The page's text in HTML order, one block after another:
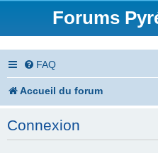
Forums
FAQ
Accueil du forum
Connexion